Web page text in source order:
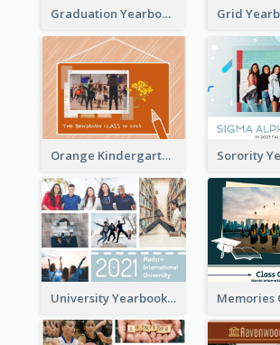
Graduation Yearbook Photo Book
Orange Kindergarten Yearbook Photo Book
University Yearbook Photo Book